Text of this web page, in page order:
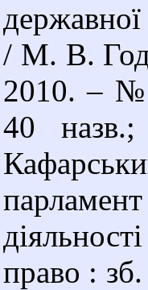
/ М. В.
2010. – №
40
право :